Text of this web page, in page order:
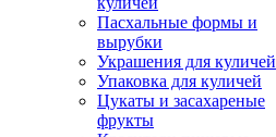
Пасхальные формы и
вырубки
Украшения для куличей
Упаковка для куличей
Цукаты и засахареные
фрукты